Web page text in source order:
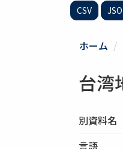
CSV
ホーム
台湾
別資料名
言語